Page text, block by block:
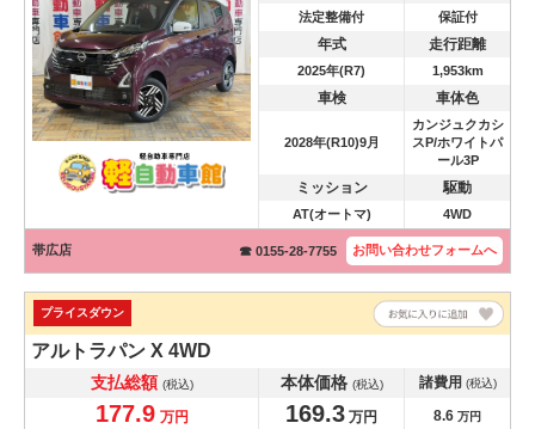
法定整備付 保証付
年式 走行距離
2025年(R7) 1,953km
車検 車体色
2028年(R10)9月
カンジュクカシ
スP/ホワイトパ
ール3P
ミッション 駆動
AT(オートマ) 4WD
帯広店 ☎ 0155-28-7755 お問い合わせフォームへ
プライスダウン
アルトラパン X 4WD
支払総額 (税込) 本体価格 (税込) 諸費用 (税込)
177.9 万円 169.3 万円 8.6 万円